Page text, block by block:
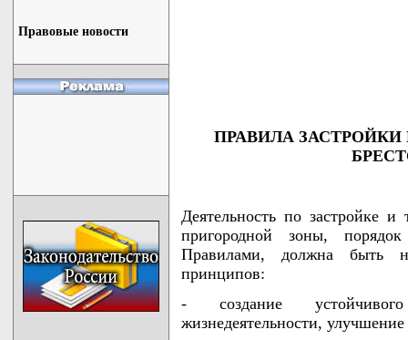
Правовые новости
ПРАВИЛА
Деятельность по застройке и
пригородной зоны, порядок
Правилами, должна быть
принципов:
- создание
жизнедеятельности,